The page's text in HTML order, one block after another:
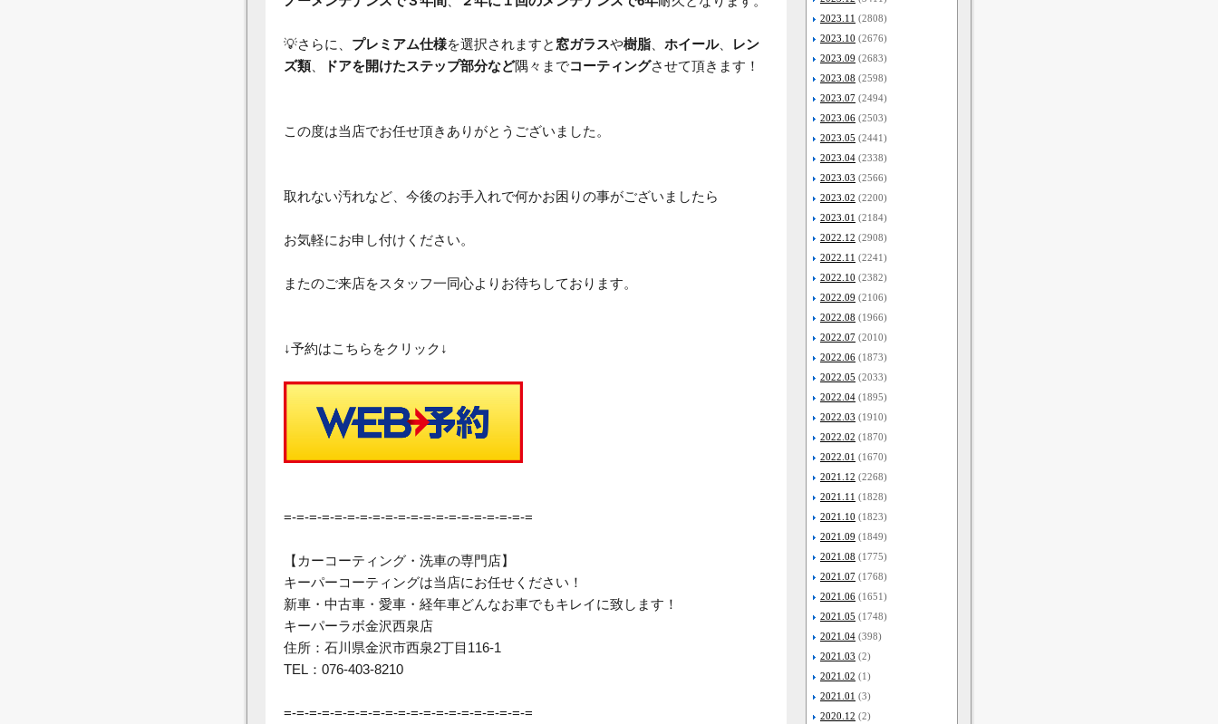
💡さらに、 プレミアム仕様を選択されますと 窓ガラスや樹脂 ホイール、
レン
ズ類、 ドアを開けたステップ部分など隅々までコーティングさせて頂きます！
この度は当店でお任せ頂きありがとうございました。
取れない汚れなど、今後のお手入れで何かお困りの事がございましたら
お気軽にお申し付けください。
またのご来店をスタッフ一同心よりお待ちしております。
↓予約はこちらをクリック↓
=-=-=-=-=-=-=-=-=-=-=-=-=-=-=-=-=-=-=-=
【カーコーティング・洗車の専門店】
キーパーコーティングは当店にお任せください！
新車・中古車・愛車・経年車どんなお車でもキレイに致します！
キーパーラボ金沢西泉店
住所：石川県金沢市西泉2丁目116‐1
TEL：076-403-8210
=-=-=-=-=-=-=-=-=-=-=-=-=-=-=-=-=-=-=-=
2023.11 (2808)
2023.10 (2676)
2023.09 (2683)
2023.08 (2598)
2023.07 (2494)
2023.06 (2503)
2023.05 (2441)
2023.04 (2338)
2023.03 (2566)
2023.02 (2200)
2023.01 (2184)
2022.12 (2908)
2022.11 (2241)
2022.10 (2382)
2022.09 (2106)
2022.08 (1966)
2022.07 (2010)
2022.06 (1873)
2022.05 (2033)
2022.04 (1895)
2022.03 (1910)
2022.02 (1870)
2022.01 (1670)
2021.12 (2268)
2021.11 (1828)
2021.10 (1823)
2021.09 (1849)
2021.08 (1775)
2021.07 (1768)
2021.06 (1651)
2021.05 (1748)
2021.04 (398)
2021.03 (2)
2021.02 (1)
2021.01 (3)
2020.12 (2)